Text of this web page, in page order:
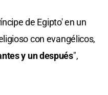
de Egipto' en un
con evangélicos,
y un después",